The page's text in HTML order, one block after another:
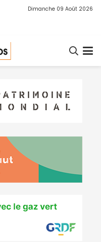
Dimanche 09 Août 2026